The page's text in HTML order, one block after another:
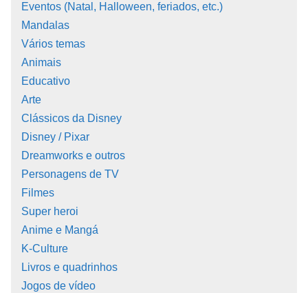
Eventos (Natal, Halloween, feriados, etc.)
Mandalas
Vários temas
Animais
Educativo
Arte
Clássicos da Disney
Disney / Pixar
Dreamworks e outros
Personagens de TV
Filmes
Super heroi
Anime e Mangá
K-Culture
Livros e quadrinhos
Jogos de vídeo